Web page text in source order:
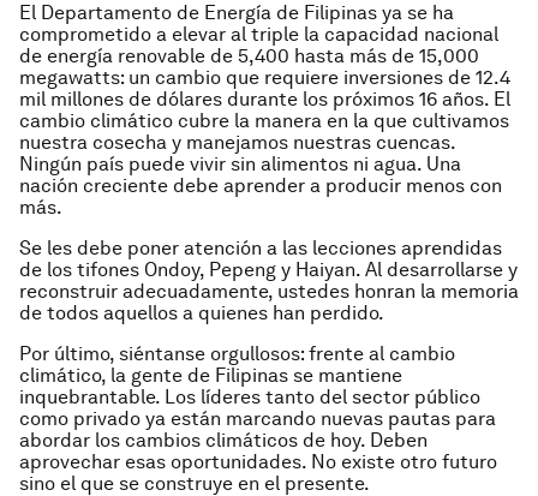
El Departamento de Energía de Filipinas ya se ha
comprometido a elevar al triple la capacidad nacional
de energía renovable de 5,400 hasta más de 15,000
megawatts: un cambio que requiere inversiones de 12.4
mil millones de dólares durante los próximos 16 años. El
cambio climático cubre la manera en la que cultivamos
nuestra cosecha y manejamos nuestras cuencas.
Ningún país puede vivir sin alimentos ni agua. Una
nación creciente debe aprender a producir menos con
más.
Se les debe poner atención a las lecciones aprendidas
de los tifones Ondoy, Pepeng y Haiyan. Al desarrollarse y
reconstruir adecuadamente, ustedes honran la memoria
de todos aquellos a quienes han perdido.
Por último, siéntanse orgullosos: frente al cambio
climático, la gente de Filipinas se mantiene
inquebrantable. Los líderes tanto del sector público
como privado ya están marcando nuevas pautas para
abordar los cambios climáticos de hoy. Deben
aprovechar esas oportunidades. No existe otro futuro
sino el que se construye en el presente.